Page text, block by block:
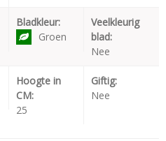
Bladkleur:
Groen
Veelkleurig
blad:
Nee
Hoogte in
CM:
25
Giftig:
Nee